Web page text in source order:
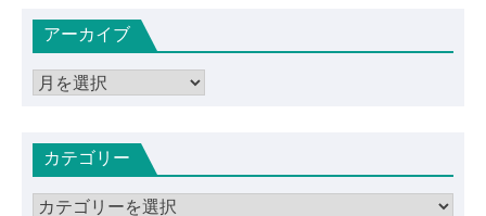
アーカイブ
ア
イカテゴリー
カ